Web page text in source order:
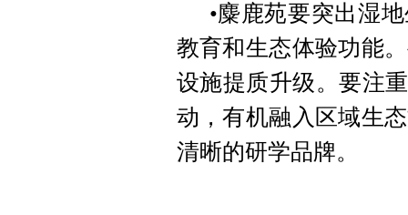
•麋鹿苑要突出湿
教育和生态体验功能
设施提质升级。要注
动，有机融入区域生
清晰的研学品牌。